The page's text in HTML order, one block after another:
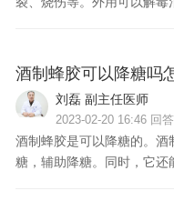
酒制蜂胶可以降糖吗
刘磊 副主任医师
2023-02-20 16:46 回
酒制蜂胶是可以降糖的。酒
糖，辅助降糖。同时，它还